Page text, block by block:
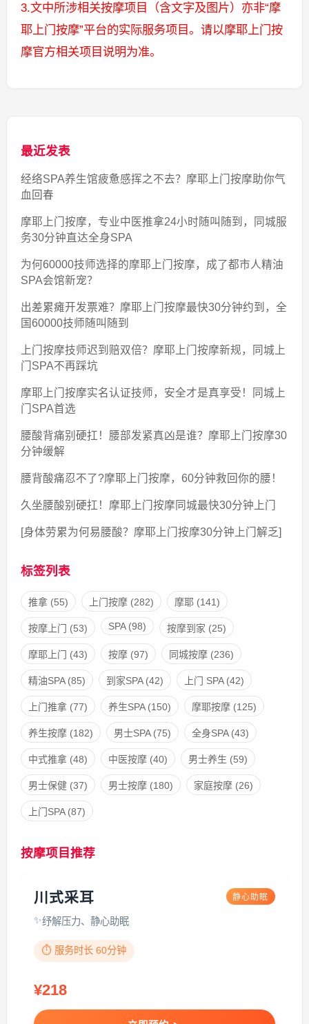
3.文中所涉相关按摩项目（含文字及图片）亦非“摩
耶上门按摩”平台的实际服务项目。请以摩耶上门按
摩官方相关项目说明为准。
最近发表
经络SPA养生馆疲惫感挥之不去？摩耶上门按摩助你气
血回春
摩耶上门按摩，专业中医推拿24小时随叫随到，同城服
务30分钟直达全身SPA
为何60000技师选择的摩耶上门按摩，成了都市人精油
SPA会馆新宠？
出差累瘫开发票难？摩耶上门按摩最快30分钟约到，全
国60000技师随叫随到
上门按摩技师迟到赔双倍？摩耶上门按摩新规，同城上
门SPA不再踩坑
摩耶上门按摩实名认证技师，安全才是真享受！同城上
门SPA首选
腰酸背痛别硬扛！腰部发紧真凶是谁？摩耶上门按摩30
分钟缓解
腰背酸痛忍不了?摩耶上门按摩，60分钟救回你的腰！
久坐腰酸别硬扛！摩耶上门按摩同城最快30分钟上门
[身体劳累为何易腰酸？摩耶上门按摩30分钟上门解乏]
标签列表
推拿(55) 上门按摩(282) 摩耶(141)
按摩上门 (53) SPA(98) 按摩到家 (25)
摩耶上门 (43) 按摩(97) 同城按摩(236)
精油SPA(85) 到家SPA(42) 上门 SPA(42)
上门推拿(77) 养生SPA(150) 摩耶按摩(125)
养生按摩(182) 男士SPA(75) 全身SPA(43)
中式推拿(48) 中医按摩(40) 男士养生 (59)
男士保健(37) 男士按摩(180) 家庭按摩(26)
上门SPA(87)
按摩项目推荐
川式采耳 静心助眠
纾解压力、静心助眠
⏱️ 服务时长 60分钟
¥218